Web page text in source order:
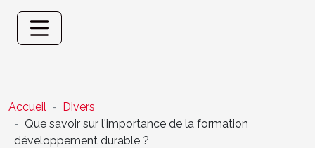
Accueil
Divers
Que savoir sur l'importance de la formation
développement durable ?